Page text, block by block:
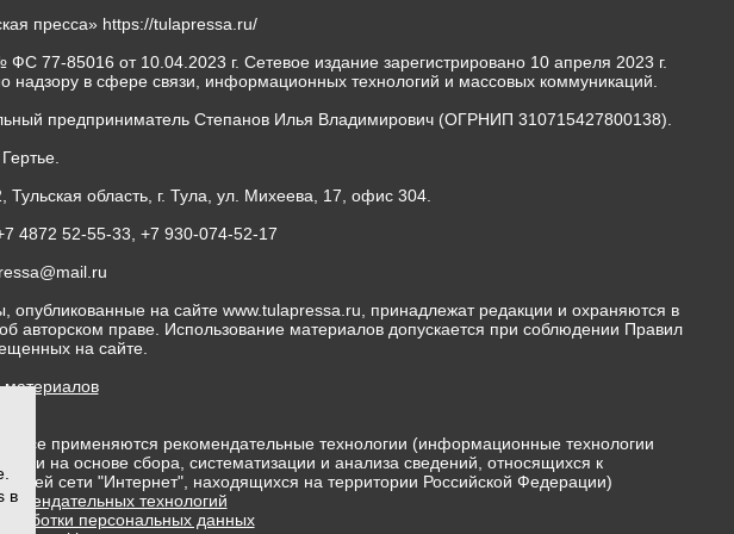
пресса» https://tulapressa.ru/
77-85016 от 10.04.2023 г. Сетевое издание зарегистрировано 10 апреля 2023 г.
надзору в сфере связи, информационных технологий и массовых коммуникаций.
предприниматель Степанов Илья Владимирович (ОГРНИП 310715427800138).
область, г. Тула, ул. Михеева, 17, офис 304.
4872 52-55-33, +7 930-074-52-17
опубликованные на сайте www.tulapressa.ru, принадлежат редакции и охраняются в
авторском праве. Использование материалов допускается при соблюдении Правил
на сайте.
применяются рекомендательные технологии (информационные технологии
на основе сбора, систематизации и анализа сведений, относящихся к
сети "Интернет", находящихся на территории Российской Федерации)
технологий
персональных данных
в